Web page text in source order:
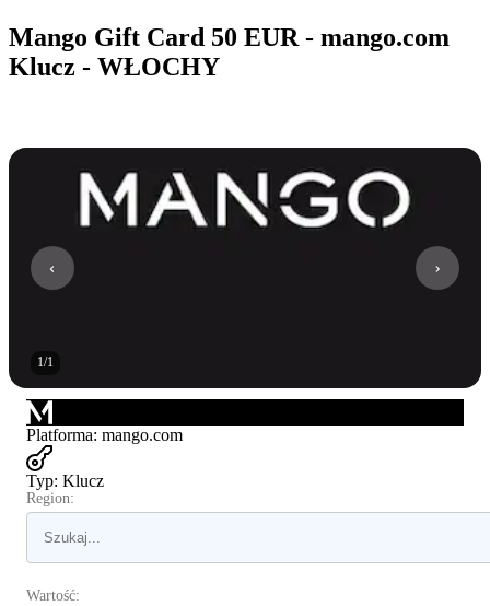
Mango Gift Card 50 EUR - mango.com
Klucz - WŁOCHY
1/1
Platforma: mango.com
Typ: Klucz
Region:
Wartość: